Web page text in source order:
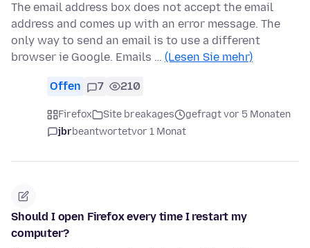
The email address box does not accept the email
address and comes up with an error message. The
only way to send an email is to use a different
browser ie Google. Emails … (Lesen Sie mehr)
Offen 7 210
Firefox Site breakages
gefragt vor 5 Monaten
jbrbeantwortetvor 1 Monat
Should I open Firefox every time I restart my
computer?